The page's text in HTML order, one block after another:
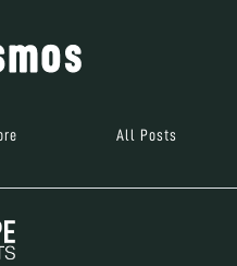
All Posts